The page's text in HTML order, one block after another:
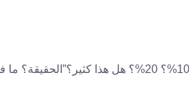
كثير من المؤسسين يترددون:“كم أتنازل؟ 10%؟ 20%؟ هل